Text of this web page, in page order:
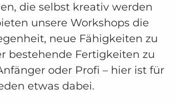
die selbst kreativ werden
unsere Workshops die
neue Fähigkeiten zu
bestehende Fertigkeiten zu
oder Profi – hier ist für
etwas dabei.